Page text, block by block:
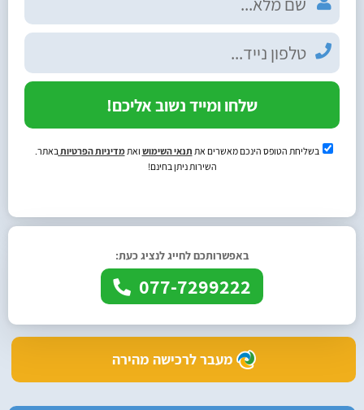
שלחו ומייד נשוב אליכם!
בשליחת הטופס הינכם מאשרים את תנאי השימוש ואתמדיניות הפרטיותבאתר.
השירות ניתן בחינם!
באפשרותכם לחייג לנציג כעת:
077-7299222
מעבר לרכישה מהירה